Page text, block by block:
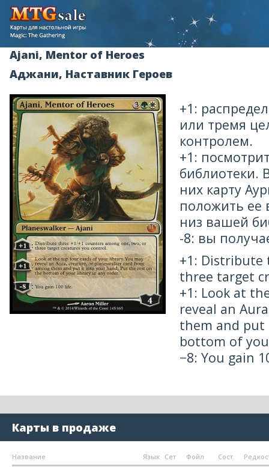
Ajani, Mentor of Heroes
Аджани, Наставник Героев
+1:
или тремя
контролем.
+1:
библиотеки.
них карту
положить ее
низ вашей
-8: вы
+1: Distribute
three target
+1: Look at
reveal an
them and
bottom of
−8: You gain
Карты в продаже
Название Язык Сет Фойл Сост.